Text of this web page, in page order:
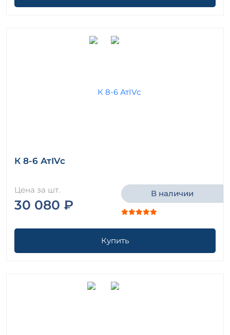
К 8-6 АтIVс
Цена за шт.
30 080 ₽
В наличии
Купить